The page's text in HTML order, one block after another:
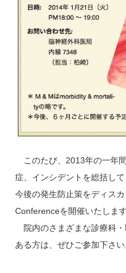
このたび、2013年の一年
症、インシデントを総括し
今後の発生防止策をディス
Conferenceを開催いたします
院内のさまざまな診療科
ある方は、ぜひご参加下さい